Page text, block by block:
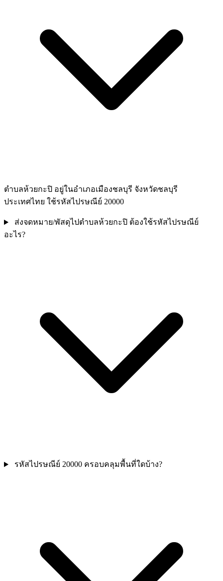
ตำบลห้วยกะปิ อยู่ในอำเภอเมืองชลบุรี จังหวัดชลบุรี
ประเทศไทย ใช้รหัสไปรษณีย์ 20000
ส่งจดหมาย/พัสดุไปตำบลห้วยกะปิ ต้องใช้รหัสไปรษณีย์
อะไร?
รหัสไปรษณีย์ 20000 ครอบคลุมพื้นที่ใดบ้าง?